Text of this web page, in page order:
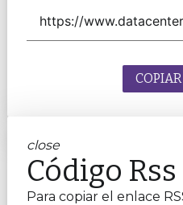
close
Código Rss
Para copiar el enlace